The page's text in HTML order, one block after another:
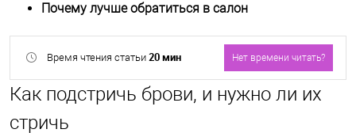
Время чтения статьи 20 мин Нет времени читать?
Как подстричь брови, и нужно ли их
стричь
Почему лучше обратиться в салон